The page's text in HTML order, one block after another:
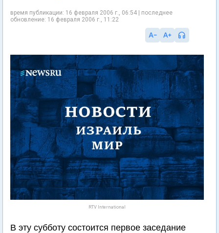
время публикации: 16 февраля 2006 г., 06:54 | последнее
обновление: 16 февраля 2006 г., 11:22
RTV International
В эту субботу состоится первое заседание